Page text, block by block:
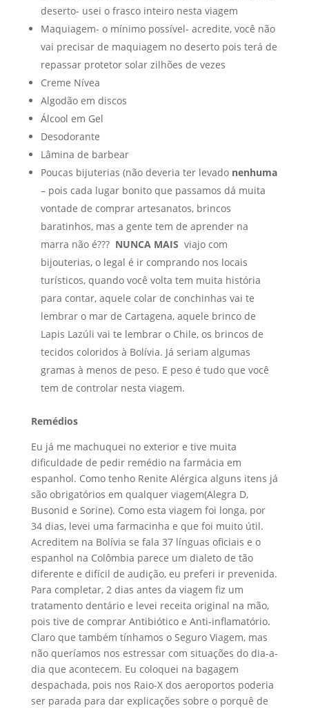
deserto- usei o frasco inteiro nesta viagem
Maquiagem- o mínimo possível- acredite, você não
vai precisar de maquiagem no deserto pois terá de
repassar protetor solar zilhões de vezes
Creme Nívea
Algodão em discos
Álcool em Gel
Desodorante
Lâmina de barbear
Poucas bijuterias (não deveria ter levadonenhuma
– pois cada lugar bonito que passamos dá muita
vontade de comprar artesanatos, brincos
baratinhos, mas a gente tem de aprender na
marra não é??? NUNCA MAIS viajo com
bijouterias, o legal é ir comprando nos locais
turísticos, quando você volta tem muita história
para contar, aquele colar de conchinhas vai te
lembrar o mar de Cartagena, aquele brinco de
Lapis Lazúli vai te lembrar o Chile, os brincos de
tecidos coloridos à Bolívia. Já seriam algumas
gramas à menos de peso. E peso é tudo que você
tem de controlar nesta viagem.
Remédios
Eu já me machuquei no exterior e tive muita
dificuldade de pedir remédio na farmácia em
espanhol. Como tenho Renite Alérgica alguns itens já
são obrigatórios em qualquer viagem(Alegra D,
Busonid e Sorine). Como esta viagem foi longa, por
34 dias, levei uma farmacinha e que foi muito útil.
Acreditem na Bolívia se fala 37 línguas oficiais e o
espanhol na Colômbia parece um dialeto de tão
diferente e difícil de audição, eu preferi ir prevenida.
Para completar, 2 dias antes da viagem fiz um
tratamento dentário e levei receita original na mão,
pois tive de comprar Antibiótico e Anti-inflamatório.
Claro que também tínhamos o Seguro Viagem, mas
não queríamos nos estressar com situações do dia-a-
dia que acontecem. Eu coloquei na bagagem
despachada, pois nos Raio-X dos aeroportos poderia
ser parada para dar explicações sobre o porquê de